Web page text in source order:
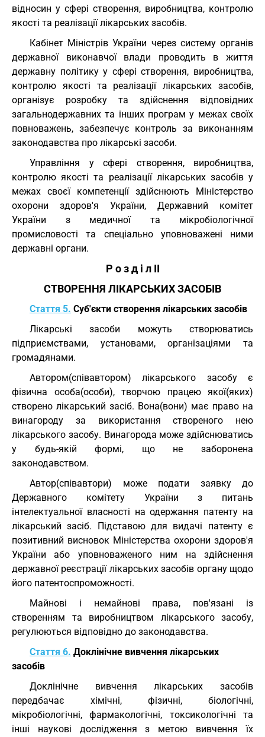
відносин у сфері створення, виробництва, контролю
якості та реалізації лікарських засобів.
Кабінет Міністрів України через систему органів
державної виконавчої влади проводить в життя
державну політику у сфері створення, виробництва,
контролю якості та реалізації лікарських засобів,
організує розробку та здійснення відповідних
загальнодержавних та інших програм у межах своїх
повноважень, забезпечує контроль за виконанням
законодавства про лікарські засоби.
Управління у сфері створення, виробництва,
контролю якості та реалізації лікарських засобів у
межах своєї компетенції здійснюють Міністерство
охорони здоров'я України, Державний комітет
України з медичної та мікробіологічної
промисловості та спеціально уповноважені ними
державні органи.
Р о з д і л II
СТВОРЕННЯ ЛІКАРСЬКИХ ЗАСОБІВ
Стаття 5. Суб'єкти створення лікарських засобів
Лікарські засоби можуть створюватись
підприємствами, установами, організаціями та
громадянами.
Автором(співавтором) лікарського засобу є
фізична особа(особи), творчою працею якої(яких)
створено лікарський засіб. Вона(вони) має право на
винагороду за використання створеного нею
лікарського засобу. Винагорода може здійснюватись
у будь-якій формі, що не заборонена
законодавством.
Автор(співавтори) може подати заявку до
Державного комітету України з питань
інтелектуальної власності на одержання патенту на
лікарський засіб. Підставою для видачі патенту є
позитивний висновок Міністерства охорони здоров'я
України або уповноваженого ним на здійснення
державної реєстрації лікарських засобів органу щодо
його патентоспроможності.
Майнові і немайнові права, пов'язані із
створенням та виробництвом лікарського засобу,
регулюються відповідно до законодавства.
Стаття 6. Доклінічне вивчення лікарських
засобів
Доклінічне вивчення лікарських засобів
передбачає хімічні, фізичні, біологічні,
мікробіологічні, фармакологічні, токсикологічні та
інші наукові дослідження з метою вивчення їх